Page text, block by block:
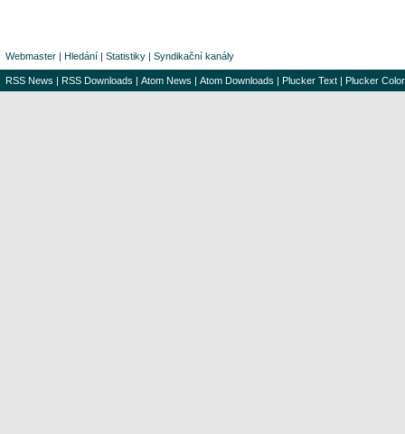
Webmaster | Hledání | Statistiky | Syndikační kanály
RSS News | RSS Downloads | Atom News | Atom Downloads | Plucker Text | Plucker Color